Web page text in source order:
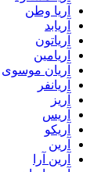
آریا وطن
آریابد
آریاتون
آریامین
آریان موسوی
آریانفر
آریز
آریس
آریکو
آرین
آرین آرا